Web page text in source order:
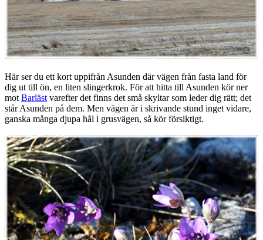
Här ser du ett kort uppifrån Asunden där vägen från fasta land för
dig ut till ön, en liten slingerkrok. För att hitta till Asunden kör ner
mot Barläst varefter det finns det små skyltar som leder dig rätt; det
står Asunden på dem. Men vägen är i skrivande stund inget vidare,
ganska många djupa hål i grusvägen, så kör försiktigt.